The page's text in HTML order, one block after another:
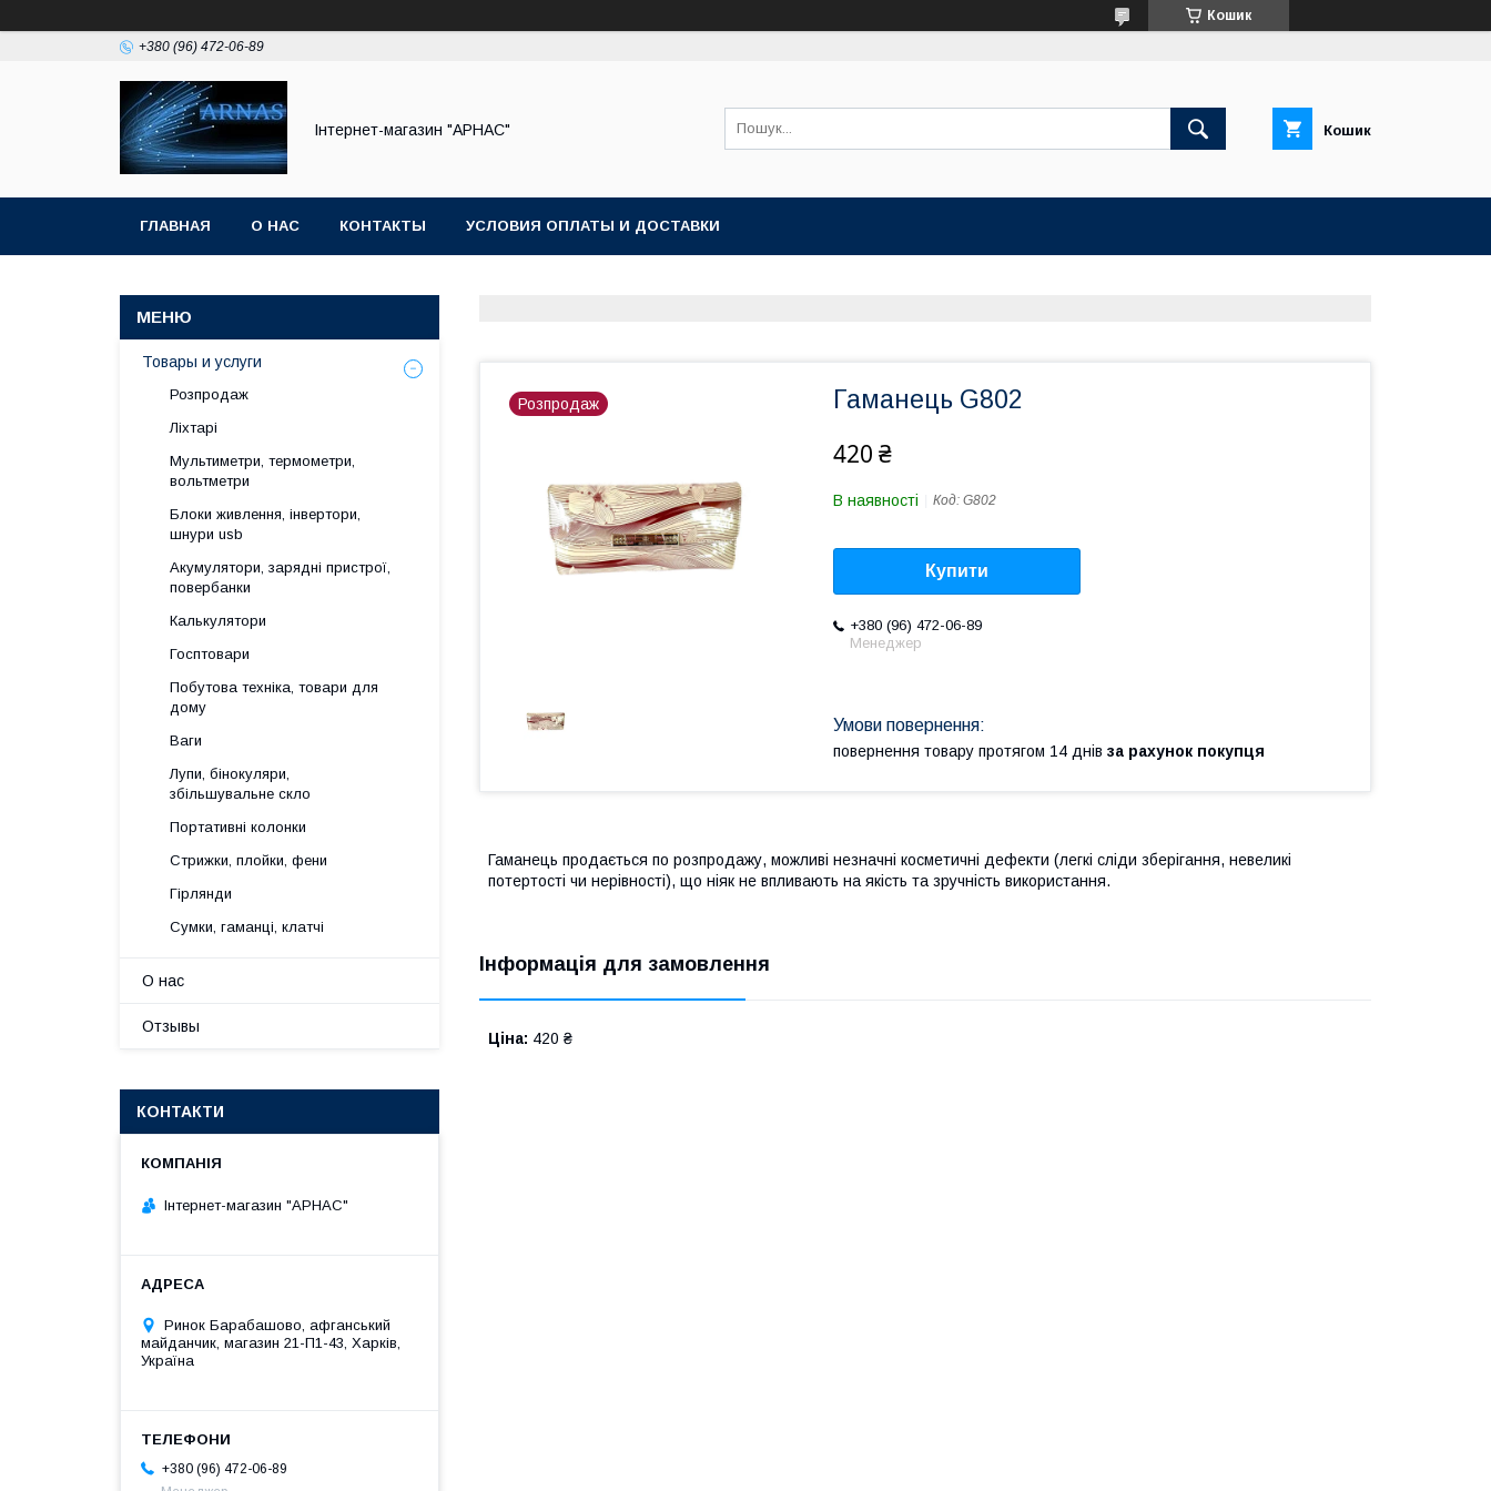
Кошик
+380 (96) 472-06-89
Інтернет-магазин "АРНАС" Кошик
ГЛАВНАЯ О НАС КОНТАКТЫ УСЛОВИЯ ОПЛАТЫ И ДОСТАВКИ
Розпродаж Гаманець G802
420 ₴
В наявності Код: G802
Купити
+380 (96) 472-06-89
Менеджер
повернення товару протягом 14 днів за рахунок покупця
Гаманець продається по розпродажу, можливі незначні косметичні дефекти (легкі сліди зберігання, невеликі
потертості чи нерівності), що ніяк не впливають на якість та зручність використання.
Інформація для замовлення
Ціна: 420 ₴
Товары и услуги
Розпродаж
Ліхтарі
Мультиметри, термометри,
вольтметри
Блоки живлення, інвертори,
шнури usb
Акумулятори, зарядні пристрої,
повербанки
Калькулятори
Госптовари
Побутова техніка, товари для
дому
Ваги
Лупи, бінокуляри,
збільшувальне скло
Портативні колонки
Стрижки, плойки, фени
Гірлянди
Сумки, гаманці, клатчі
О нас
Отзывы
КОНТАКТИ
Інтернет-магазин "АРНАС"
Ринок Барабашово, афганський
майданчик, магазин 21-П1-43, Харків,
Україна
+380 (96) 472-06-89